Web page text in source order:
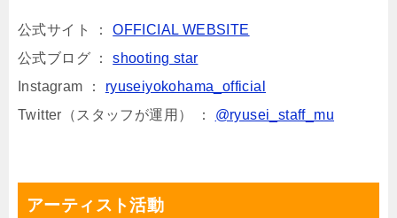
公式サイト ：OFFICIAL WEBSITE
公式ブログ ：shooting star
Instagram ： ryuseiyokohama_official
Twitter（スタッフが運用） ： @ryusei_staff_mu
アーティスト活動